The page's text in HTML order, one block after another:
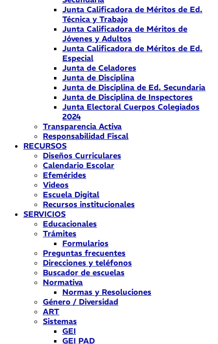
Junta Calificadora de Méritos de Ed.
Técnica y Trabajo
Junta Calificadora de Méritos de
Jóvenes y Adultos
Junta Calificadora de Méritos de Ed.
Especial
Junta de Celadores
Junta de Disciplina
Junta de Disciplina de Ed. Secundaria
Junta de Disciplina de Inspectores
Junta Electoral Cuerpos Colegiados
2024
Transparencia Activa
Responsabilidad Fiscal
RECURSOS
Diseños Curriculares
Calendario Escolar
Efemérides
Videos
Escuela Digital
Recursos institucionales
SERVICIOS
Educacionales
Trámites
Formularios
Preguntas frecuentes
Direcciones y teléfonos
Buscador de escuelas
Normativa
Normas y Resoluciones
Género / Diversidad
ART
Sistemas
GEI
GEI PAD